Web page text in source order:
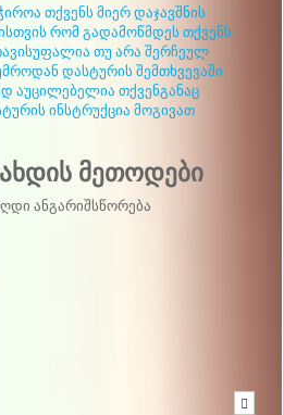
თქვენს მიერ დაჯავშნის
რომ გადამოწმდეს თქვენს
თუ არა შერჩეულ
დასტურის შემთხვევაში
აუცილებელია თქვენგანაც
ინსტრუქცია მოგივათ
მეთოდები
ანგარიშსწორება